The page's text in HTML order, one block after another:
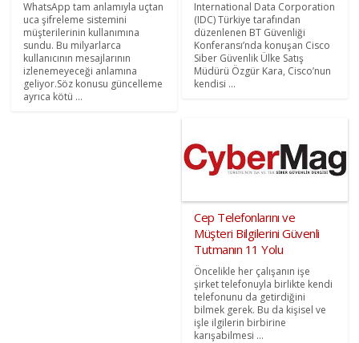
WhatsApp tam anlamıyla uçtan
uca şifreleme sistemini
müşterilerinin kullanımına
sundu. Bu milyarlarca
kullanıcının mesajlarının
izlenemeyeceği anlamına
geliyor.Söz konusu güncelleme
ayrıca kötü ...
International Data Corporation
(IDC) Türkiye tarafından
düzenlenen BT Güvenliği
Konferansı’nda konuşan Cisco
Siber Güvenlik Ülke Satış
Müdürü Özgür Kara, Cisco’nun
kendisi ...
Cep Telefonlarını ve
Müşteri Bilgilerini Güvenli
Tutmanın 11 Yolu
Öncelikle her çalışanın işe
şirket telefonuyla birlikte kendi
telefonunu da getirdiğini
bilmek gerek. Bu da kişisel ve
işle ilgilerin birbirine
karışabilmesi ...